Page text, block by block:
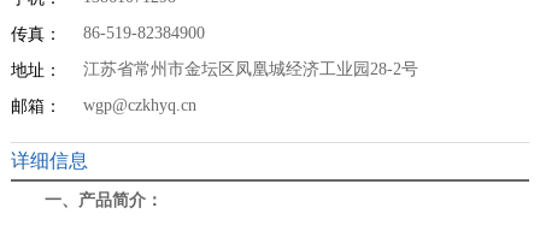
传真： 86-519-82384900
地址： 江苏省常州市金坛区凤凰城经济工业园28-2号
邮箱： wgp@czkhyq.cn
详细信息
一、产品简介：